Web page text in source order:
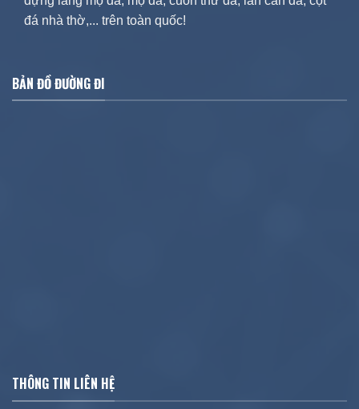
đá nhà thờ,... trên toàn quốc!
BẢN ĐỒ ĐƯỜNG ĐI
THÔNG TIN LIÊN HỆ